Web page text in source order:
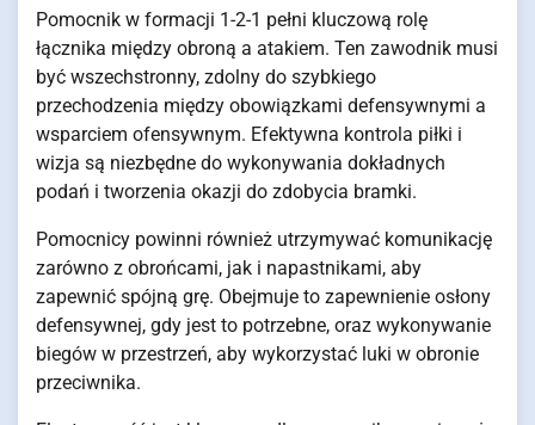
Pomocnik w formacji 1-2-1 pełni kluczową rolę
łącznika między obroną a atakiem. Ten zawodnik musi
być wszechstronny, zdolny do szybkiego
przechodzenia między obowiązkami defensywnymi a
wsparciem ofensywnym. Efektywna kontrola piłki i
wizja są niezbędne do wykonywania dokładnych
podań i tworzenia okazji do zdobycia bramki.
Pomocnicy powinni również utrzymywać komunikację
zarówno z obrońcami, jak i napastnikami, aby
zapewnić spójną grę. Obejmuje to zapewnienie osłony
defensywnej, gdy jest to potrzebne, oraz wykonywanie
biegów w przestrzeń, aby wykorzystać luki w obronie
przeciwnika.